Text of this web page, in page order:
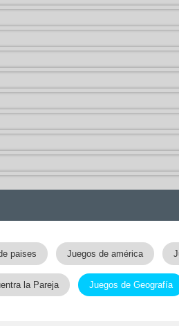
paises Juegos de américa
la Pareja Juegos de Geografía